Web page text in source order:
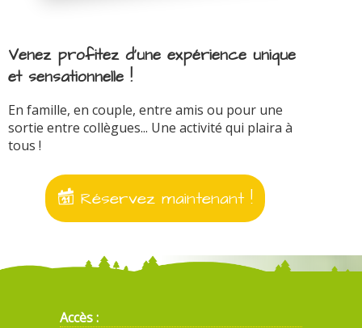
Venez profitez d'une expérience unique
et sensationnelle !
En famille, en couple, entre amis ou pour une
sortie entre collègues... Une activité qui plaira à
tous !
Réservez maintenant !
Accès :